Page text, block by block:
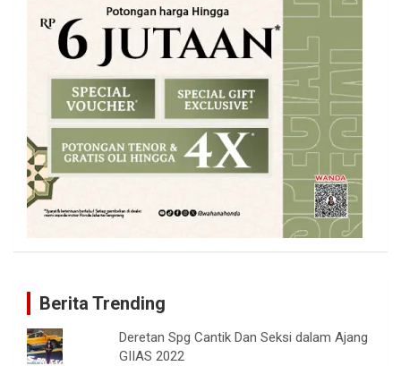
Berita Trending
Deretan Spg Cantik Dan Seksi dalam Ajang
GIIAS 2022